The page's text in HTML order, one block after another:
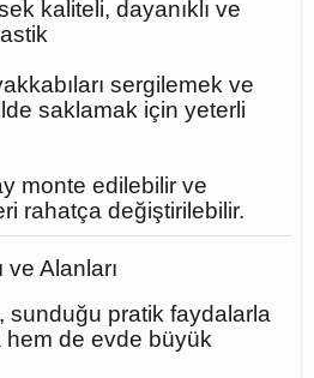
kaliteli, dayanıklı ve
sergilemek ve
saklamak için yeterli
monte edilebilir ve
rahatça değiştirilebilir.
ve Alanları
sunduğu pratik faydalarla
hem de evde büyük